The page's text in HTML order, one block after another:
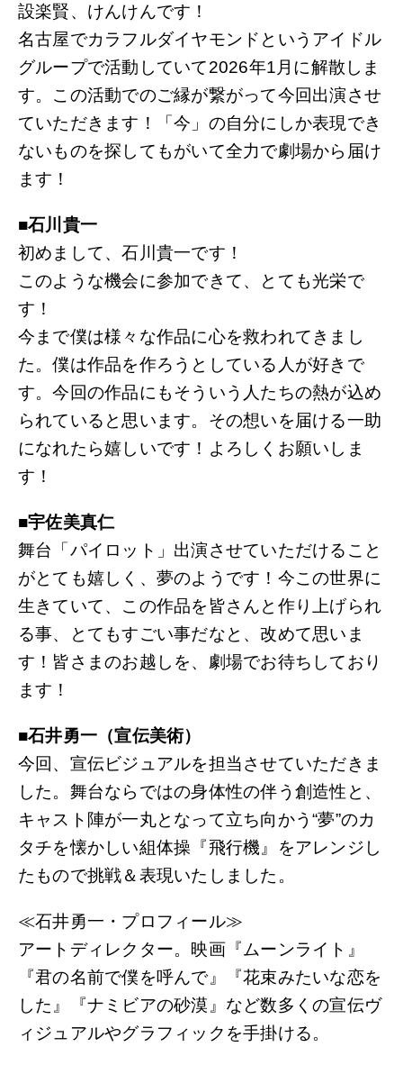
設楽賢、けんけんです！
名古屋でカラフルダイヤモンドというアイドル
グループで活動していて2026年1月に解散しま
す。この活動でのご縁が繋がって今回出演させ
ていただきます！「今」の自分にしか表現でき
ないものを探してもがいて全力で劇場から届け
ます！
■石川貴一
初めまして、石川貴一です！
このような機会に参加できて、とても光栄で
す！
今まで僕は様々な作品に心を救われてきまし
た。僕は作品を作ろうとしている人が好きで
す。今回の作品にもそういう人たちの熱が込め
られていると思います。その想いを届ける一助
になれたら嬉しいです！よろしくお願いしま
す！
■宇佐美真仁
舞台「パイロット」出演させていただけること
がとても嬉しく、夢のようです！今この世界に
生きていて、この作品を皆さんと作り上げられ
る事、とてもすごい事だなと、改めて思いま
す！皆さまのお越しを、劇場でお待ちしており
ます！
■石井勇一（宣伝美術）
今回、宣伝ビジュアルを担当させていただきま
した。舞台ならではの身体性の伴う創造性と、
キャスト陣が一丸となって立ち向かう“夢”のカ
タチを懐かしい組体操『飛行機』をアレンジし
たもので挑戦＆表現いたしました。
≪石井勇一・プロフィール≫
アートディレクター。映画『ムーンライト』
『君の名前で僕を呼んで』『花束みたいな恋を
した』『ナミビアの砂漠』など数多くの宣伝ヴ
ィジュアルやグラフィックを手掛ける。